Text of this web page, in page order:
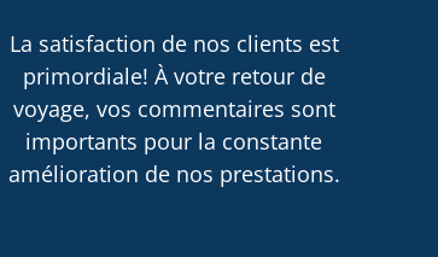
La satisfaction de nos clients est
primordiale! À votre retour de
voyage, vos commentaires sont
importants pour la constante
amélioration de nos prestations.